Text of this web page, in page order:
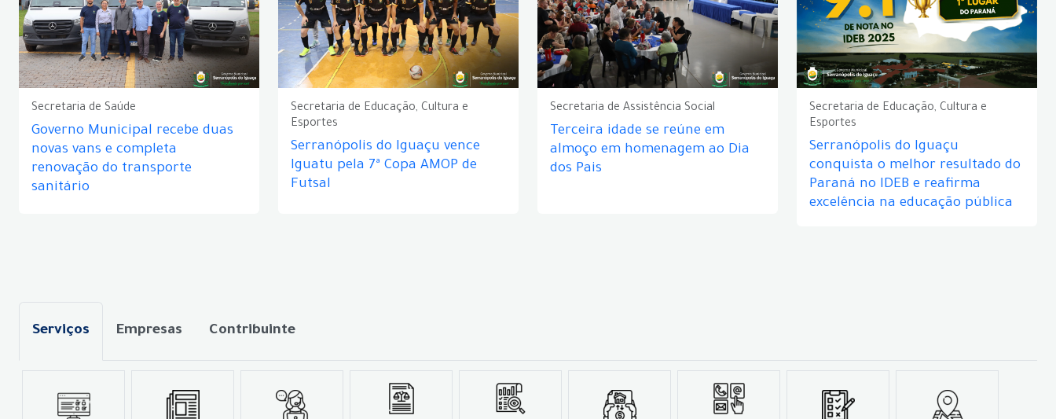
Secretaria de Saúde
Governo Municipal recebe duas
novas vans e completa
renovação do transporte
sanitário
Secretaria de Educação, Cultura e
Esportes
Serranópolis do Iguaçu vence
Iguatu pela 7ª Copa AMOP de
Futsal
Secretaria de Assistência Social
Terceira idade se reúne em
almoço em homenagem ao Dia
dos Pais
Secretaria de Educação, Cultura e
Esportes
Serranópolis do Iguaçu
conquista o melhor resultado do
Paraná no IDEB e reafirma
excelência na educação pública
Serviços Empresas Contribuinte